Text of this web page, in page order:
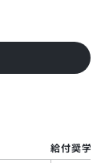
給付奨学金